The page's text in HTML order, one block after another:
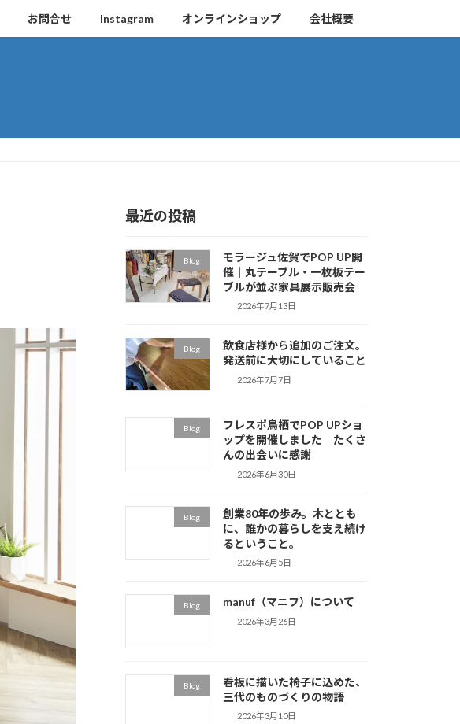
お問合せ Instagram オンラインショップ 会社概要
最近の投稿
Blog
モラージュ佐賀でPOP UP開
催｜丸テーブル・一枚板テー
ブルが並ぶ家具展示販売会
2026年7月13日
Blog
飲食店様から追加のご注文。
発送前に大切にしていること
2026年7月7日
Blog
フレスポ鳥栖でPOP UPショ
ップを開催しました｜たくさ
んの出会いに感謝
2026年6月30日
Blog
創業80年の歩み。木ととも
に、誰かの暮らしを支え続け
るということ。
2026年6月5日
Blog manuf（マニフ）について
2026年3月26日
Blog
看板に描いた椅子に込めた、
三代のものづくりの物語
2026年3月10日